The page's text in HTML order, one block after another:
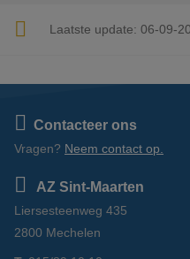
Laatste update: 06-09-
Contacteer ons
Vragen? Neem contact op.
AZ Sint-Maarten
Liersesteenweg 435
2800 Mechelen